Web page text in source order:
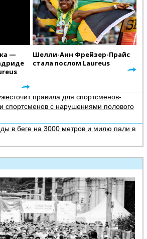
—
Шелли-Анн Фрейзер-Прайс
стала послом Laureus
правила для спортсменов-
спортсменов с нарушениями полового
в беге на 3000 метров и милю пали в